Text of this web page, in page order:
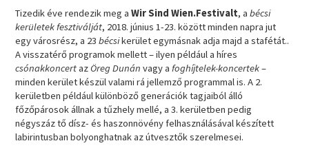
Tizedik éve rendezik meg aWir Sind Wien.Festivalt, abécsi
kerületek fesztiválját, 2018. június 1-23. között minden napra jut
egy városrész, a 23bécsikerület egymásnak adja majd a stafétát..
A visszatérő programok mellett – ilyen például a híres
csónakkoncertaz Öreg Dunán vagy afoghíjtelek-koncertek–
minden kerület készül valami rá jellemző programmal is. A 2.
kerületben például különböző generációk tagjaiból álló
főzőpárosok állnak a tűzhely mellé, a 3. kerületben pedig
négyszáz tő dísz- és haszonnövény felhasználásával készített
labirintusban bolyonghatnak az útvesztők szerelmesei.